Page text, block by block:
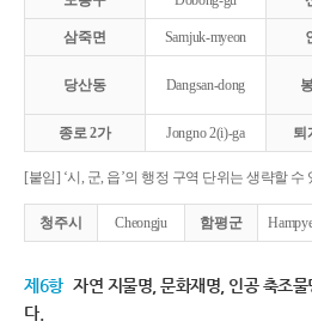
삼죽면 Samjuk-myeon
당산동 Dangsan-dong
종로 2가 Jongno 2(i)-ga 퇴
[붙임] ‘시, 군, 읍’의 행정 구역 단위는 생략할 수
청주시 Cheongju 함평군
제6항 자연 지물명, 문화재명, 인공 축조
다.